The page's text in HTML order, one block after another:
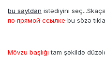
bu saytdan istədiyini
по прямой ссылке bu sözə
Mövzu başlığı tam şəkildə